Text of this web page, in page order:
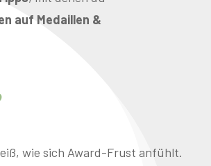
auf Medaillen &
wie sich Award-Frust anfühlt.